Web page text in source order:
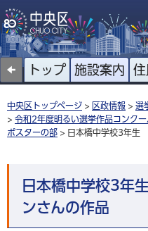
トップ 施設案内
中央区トップページ > 区政情報 > 選
> 令和2年度明るい選挙作品コンクー
ポスターの部 > 日本橋中学校3年生
日本橋中学校3年
ンさんの作品